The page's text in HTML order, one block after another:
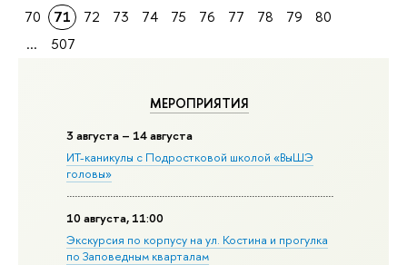
МЕРОПРИЯТИЯ
3 августа – 14 августа
ИТ-каникулы с Подростковой школой «ВыШЭ
головы»
10 августа, 11:00
Экскурсия по корпусу на ул. Костина и прогулка
по Заповедным кварталам
70
71 72 73 74 75 76 77 78 79
80
...
507